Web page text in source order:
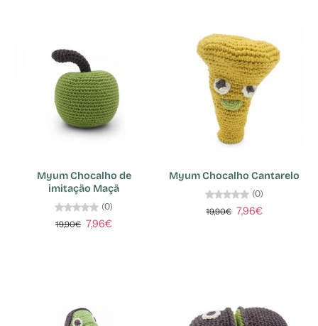
Myum Chocalho de
imitação Maçã
(0)
19,90€ 7,96€
Myum Chocalho Cantarelo
(0)
19,90€ 7,96€